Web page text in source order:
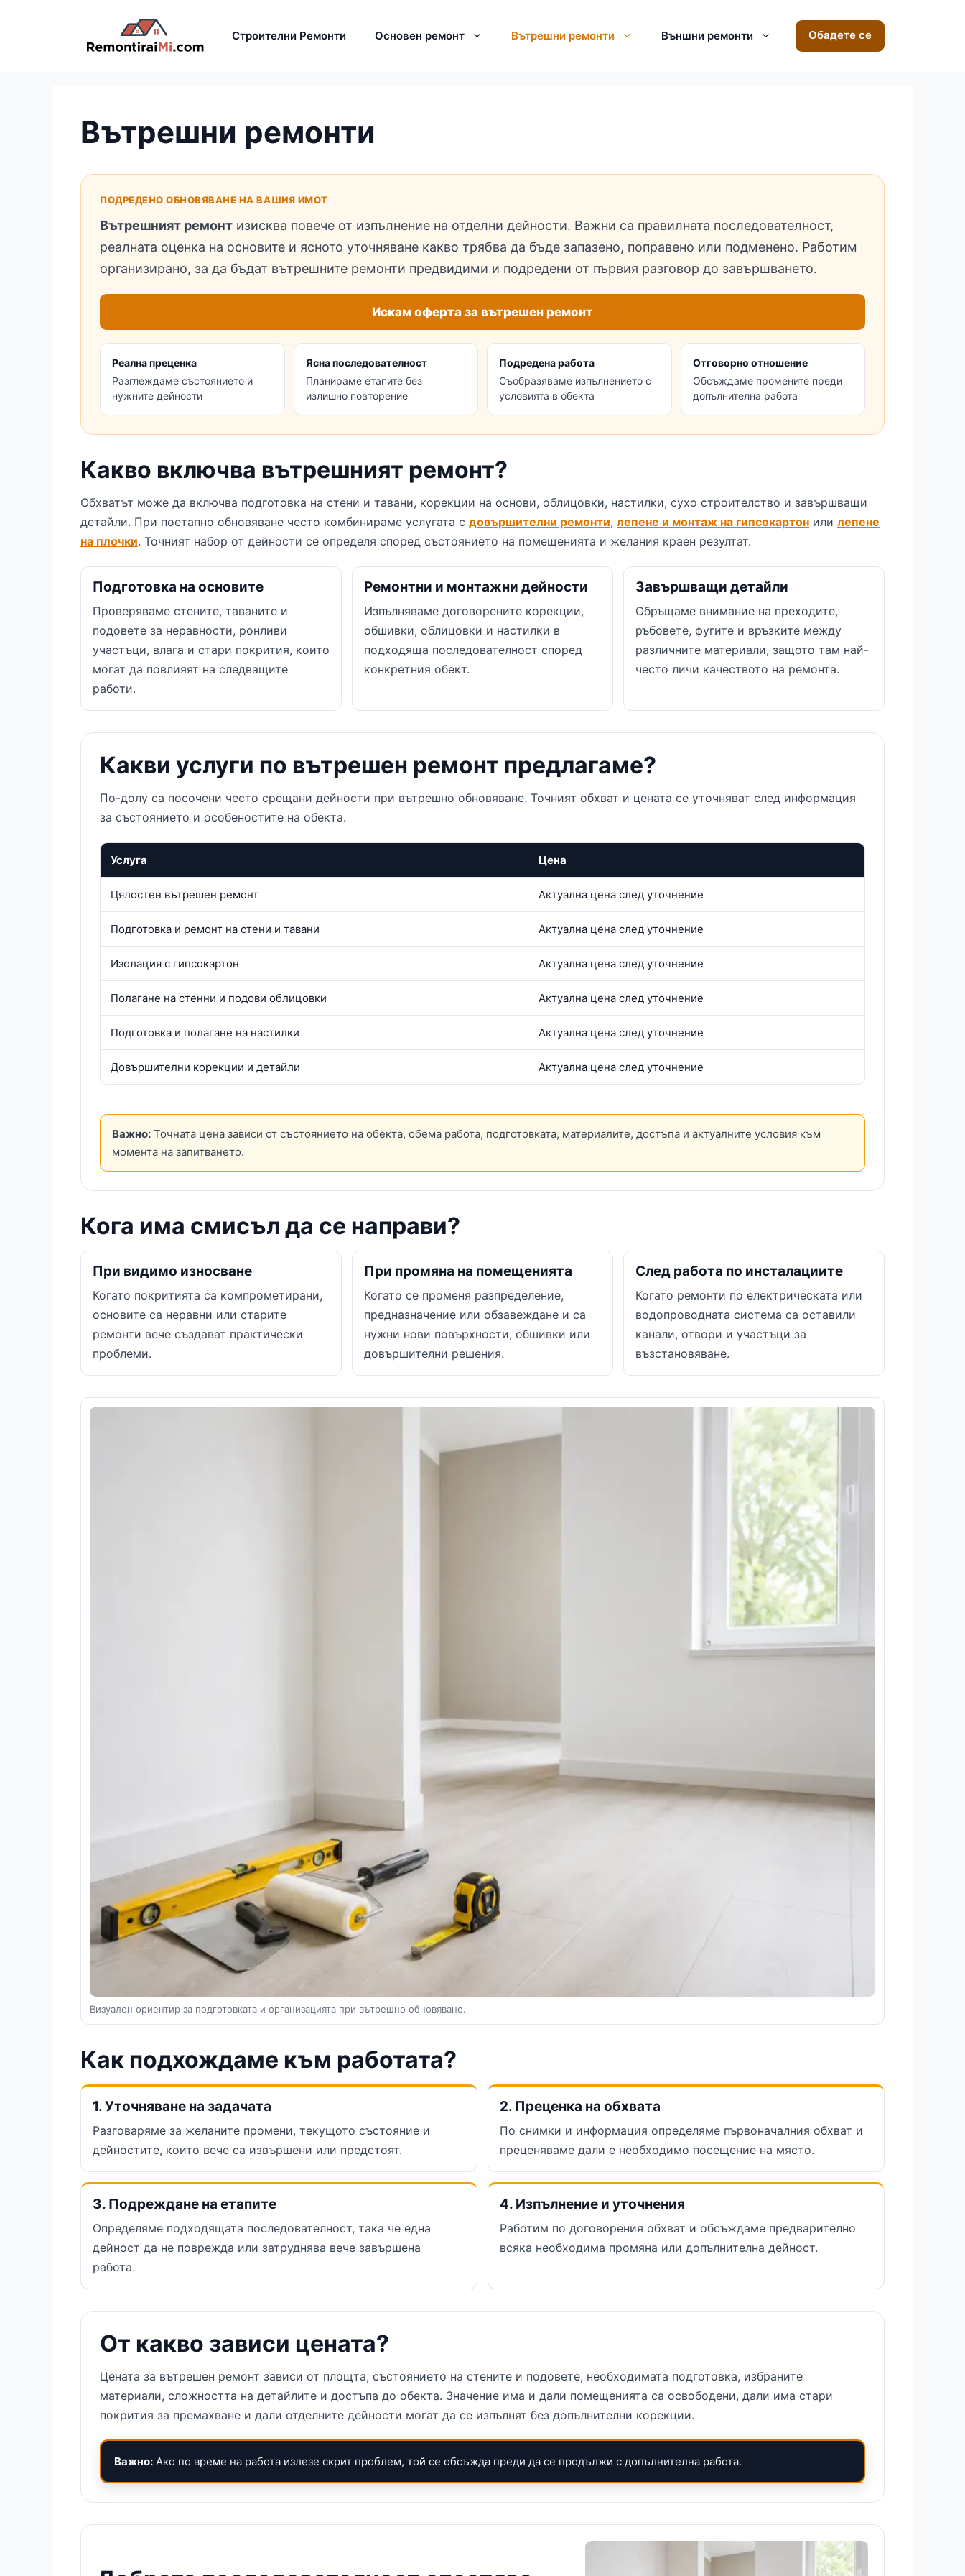
Строителни Ремонти Основен ремонт Вътрешни ремонти Външни ремонти Обадете се
Вътрешни ремонти
ПОДРЕДЕНО ОБНОВЯВАНЕ НА ВАШИЯ ИМОТ
Вътрешният ремонт изисква повече от изпълнение на отделни дейности. Важни са правилната последователност,
реалната оценка на основите и ясното уточняване какво трябва да бъде запазено, поправено или подменено. Работим
организирано, за да бъдат вътрешните ремонти предвидими и подредени от първия разговор до завършването.
Искам оферта за вътрешен ремонт
Реална преценка
Разглеждаме състоянието и
нужните дейности
Ясна последователност
Планираме етапите без
излишно повторение
Подредена работа
Съобразяваме изпълнението с
условията в обекта
Отговорно отношение
Обсъждаме промените преди
допълнителна работа
Какво включва вътрешният ремонт?
Обхватът може да включва подготовка на стени и тавани, корекции на основи, облицовки, настилки, сухо строителство и завършващи
детайли. При поетапно обновяване често комбинираме услугата с довършителни ремонти, лепене и монтаж на гипсокартон или лепене
на плочки. Точният набор от дейности се определя според състоянието на помещенията и желания краен резултат.
Подготовка на основите
Проверяваме стените, таваните и
подовете за неравности, ронливи
участъци, влага и стари покрития, които
могат да повлияят на следващите
работи.
Ремонтни и монтажни дейности
Изпълняваме договорените корекции,
обшивки, облицовки и настилки в
подходяща последователност според
конкретния обект.
Завършващи детайли
Обръщаме внимание на преходите,
ръбовете, фугите и връзките между
различните материали, защото там най-
често личи качеството на ремонта.
Какви услуги по вътрешен ремонт предлагаме?
По-долу са посочени често срещани дейности при вътрешно обновяване. Точният обхват и цената се уточняват след информация
за състоянието и особеностите на обекта.
Услуга Цена
Цялостен вътрешен ремонт Актуална цена след уточнение
Подготовка и ремонт на стени и тавани Актуална цена след уточнение
Изолация с гипсокартон Актуална цена след уточнение
Полагане на стенни и подови облицовки Актуална цена след уточнение
Подготовка и полагане на настилки Актуална цена след уточнение
Довършителни корекции и детайли Актуална цена след уточнение
Важно: Точната цена зависи от състоянието на обекта, обема работа, подготовката, материалите, достъпа и актуалните условия към
момента на запитването.
Кога има смисъл да се направи?
При видимо износване
Когато покритията са компрометирани,
основите са неравни или старите
ремонти вече създават практически
проблеми.
При промяна на помещенията
Когато се променя разпределение,
предназначение или обзавеждане и са
нужни нови повърхности, обшивки или
довършителни решения.
След работа по инсталациите
Когато ремонти по електрическата или
водопроводната система са оставили
канали, отвори и участъци за
възстановяване.
Визуален ориентир за подготовката и организацията при вътрешно обновяване.
Как подхождаме към работата?
1. Уточняване на задачата
Разговаряме за желаните промени, текущото състояние и
дейностите, които вече са извършени или предстоят.
2. Преценка на обхвата
По снимки и информация определяме първоначалния обхват и
преценяваме дали е необходимо посещение на място.
3. Подреждане на етапите
Определяме подходящата последователност, така че една
дейност да не поврежда или затруднява вече завършена
работа.
4. Изпълнение и уточнения
Работим по договорения обхват и обсъждаме предварително
всяка необходима промяна или допълнителна дейност.
От какво зависи цената?
Цената за вътрешен ремонт зависи от площта, състоянието на стените и подовете, необходимата подготовка, избраните
материали, сложността на детайлите и достъпа до обекта. Значение има и дали помещенията са освободени, дали има стари
покрития за премахване и дали отделните дейности могат да се изпълнят без допълнителни корекции.
Важно: Ако по време на работа излезе скрит проблем, той се обсъжда преди да се продължи с допълнителна работа.